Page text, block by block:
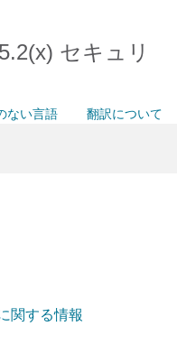
セキュリ
ない言語 翻訳について
関する情報